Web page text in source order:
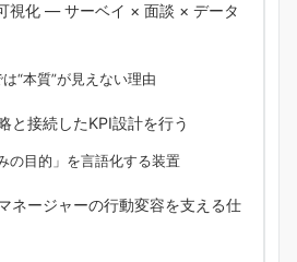
視化 ― サーベイ × 面談 × データ
“本質”が見えない理由
と接続したKPI設計を行う
の目的」を言語化する装置
ネージャーの行動変容を支える仕